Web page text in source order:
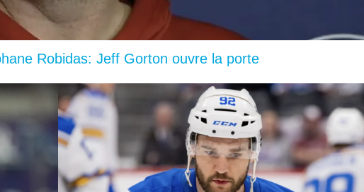
Robidas: Jeff Gorton ouvre la porte